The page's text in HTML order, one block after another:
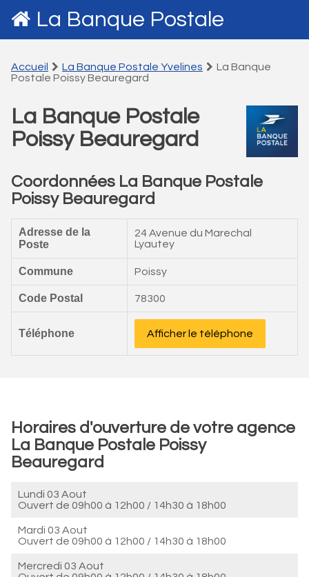
La Banque Postale
Accueil La Banque Postale Yvelines
La Banque
Postale Poissy Beauregard
La Banque Postale
Poissy Beauregard
Coordonnées La Banque Postale
Poissy Beauregard
Adresse de la
Poste
24 Avenue du Marechal
Lyautey
Commune Poissy
Code Postal 78300
Téléphone Afficher le téléphone
Horaires d'ouverture de votre agence
La Banque Postale Poissy
Beauregard
Lundi 03 Aout
Ouvert de 09h00 à 12h00 / 14h30 à 18h00
Mardi 03 Aout
Ouvert de 09h00 à 12h00 / 14h30 à 18h00
Mercredi 03 Aout